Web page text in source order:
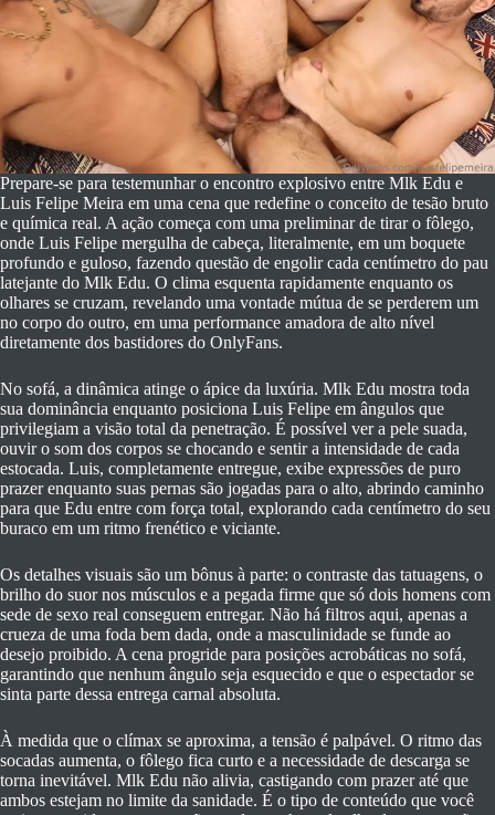
Prepare-se para testemunhar o encontro explosivo entre Mlk Edu e
Luis Felipe Meira em uma cena que redefine o conceito de tesão bruto
e química real. A ação começa com uma preliminar de tirar o fôlego,
onde Luis Felipe mergulha de cabeça, literalmente, em um boquete
profundo e guloso, fazendo questão de engolir cada centímetro do pau
latejante do Mlk Edu. O clima esquenta rapidamente enquanto os
olhares se cruzam, revelando uma vontade mútua de se perderem um
no corpo do outro, em uma performance amadora de alto nível
diretamente dos bastidores do OnlyFans.
No sofá, a dinâmica atinge o ápice da luxúria. Mlk Edu mostra toda
sua dominância enquanto posiciona Luis Felipe em ângulos que
privilegiam a visão total da penetração. É possível ver a pele suada,
ouvir o som dos corpos se chocando e sentir a intensidade de cada
estocada. Luis, completamente entregue, exibe expressões de puro
prazer enquanto suas pernas são jogadas para o alto, abrindo caminho
para que Edu entre com força total, explorando cada centímetro do seu
buraco em um ritmo frenético e viciante.
Os detalhes visuais são um bônus à parte: o contraste das tatuagens, o
brilho do suor nos músculos e a pegada firme que só dois homens com
sede de sexo real conseguem entregar. Não há filtros aqui, apenas a
crueza de uma foda bem dada, onde a masculinidade se funde ao
desejo proibido. A cena progride para posições acrobáticas no sofá,
garantindo que nenhum ângulo seja esquecido e que o espectador se
sinta parte dessa entrega carnal absoluta.
À medida que o clímax se aproxima, a tensão é palpável. O ritmo das
socadas aumenta, o fôlego fica curto e a necessidade de descarga se
torna inevitável. Mlk Edu não alivia, castigando com prazer até que
ambos estejam no limite da sanidade. É o tipo de conteúdo que você